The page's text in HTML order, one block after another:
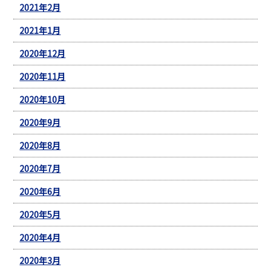
2021年2月
2021年1月
2020年12月
2020年11月
2020年10月
2020年9月
2020年8月
2020年7月
2020年6月
2020年5月
2020年4月
2020年3月